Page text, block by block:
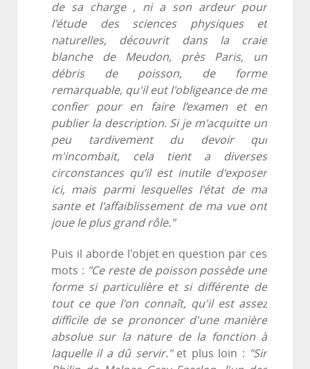
de sa charge , ni a son ardeur pour
l'étude des sciences physiques et
naturelles, découvrit dans la craie
blanche de Meudon, près Paris, un
débris de poisson, de forme
remarquable, qu'il eut l'obligeance de me
confier pour en faire l’examen et en
publier la description. Si je m'acquitte un
peu tardivement du devoir qui
m'incombait, cela tient a diverses
circonstances qu’il est inutile d'exposer
ici, mais parmi lesquelles I'état de ma
sante et l'affaiblissement de ma vue ont
joue le plus grand rôle."
Puis il aborde l'objet en question par ces
mots : "Ce reste de poisson possède une
forme si particulière et si différente de
tout ce que l'on connaît, qu'il est assez
difficile de se prononcer d'une manière
absolue sur la nature de la fonction à
laquelle il a dû servir." et plus loin : "Sir